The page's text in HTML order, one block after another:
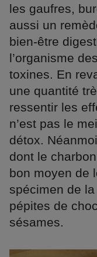
les gaufres,
aussi un
bien-être
l’organisme
toxines. En
une quantité
ressentir les
n’est pas le
détox.
dont le
bon moyen de
spécimen de
pépites de
sésames.